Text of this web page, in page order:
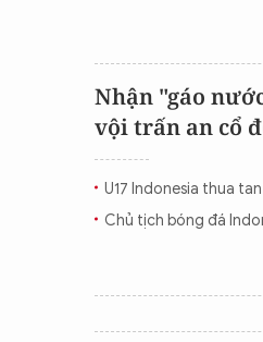
Nhận "gáo
vội trấn an cổ
U17 Indonesia thua
Chủ tịch bóng đá